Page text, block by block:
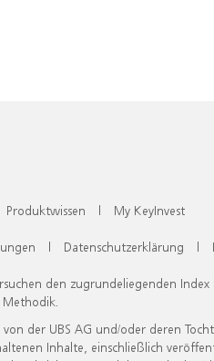
Produktwissen | My KeyInvest
| Datenschutzerklärung |
den zugrundeliegenden
der UBS AG und/oder deren
Inhalte, einschließlich